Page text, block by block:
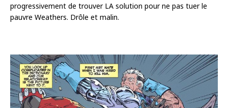
progressivement de trouver LA solution pour ne pas tuer le
pauvre Weathers. Drôle et malin.